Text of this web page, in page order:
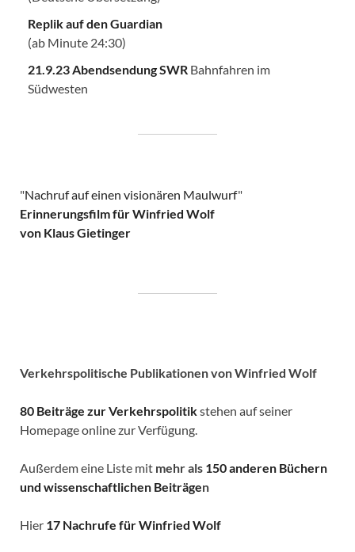
Replik auf den Guardian
(ab Minute 24:30)
21.9.23 Abendsendung SWR Bahnfahren im
Südwesten
"Nachruf auf einen visionären Maulwurf"
Erinnerungsfilm für Winfried Wolf
von Klaus Gietinger
Verkehrspolitische Publikationen von Winfried Wolf
80 Beiträge zur Verkehrspolitikstehen auf seiner
Homepage online zur Verfügung.
Außerdem eine Liste mit mehr als 150 anderen Büchern
und wissenschaftlichen Beiträgen
Hier 17 Nachrufe für Winfried Wolf